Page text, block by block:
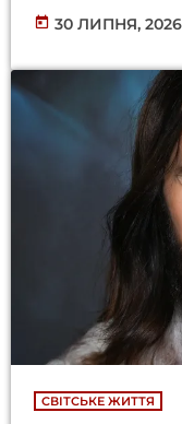
today 30 ЛИПНЯ, 2026
СВІТСЬКЕ ЖИТТЯ